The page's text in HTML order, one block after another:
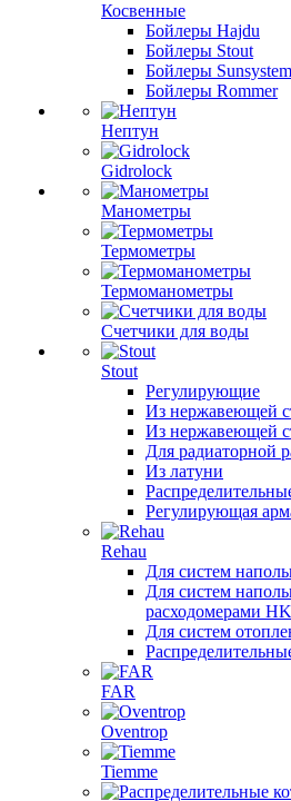
Косвенные
Бойлеры Hajdu
Бойлеры Stout
Бойлеры Sunsystem
Бойлеры Rommer
Нептун
Gidrolock
Манометры
Термометры
Термоманометры
Счетчики для воды
Stout
Регулирующие
Из нержавеющей
Из нержавеющей
Для радиаторной
Из латуни
Регулирующая
Rehau
Для систем
Для систем
расходомерами
Для систем
FAR
Oventrop
Tiemme